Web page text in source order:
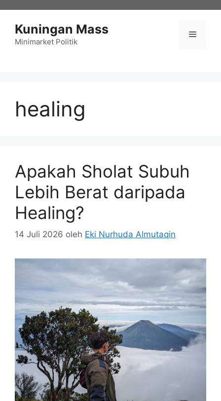
Kuningan Mass
Minimarket Politik
Menu
healing
Apakah Sholat Subuh
Lebih Berat daripada
Healing?
14 Juli 2026 oleh Eki Nurhuda Almutaqin